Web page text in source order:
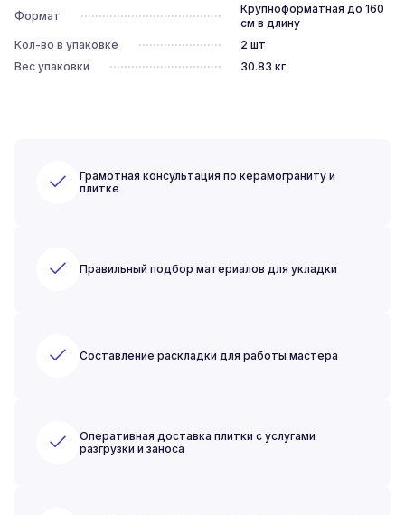
Формат
Крупноформатная до 160
см в длину
Кол-во в упаковке
2 шт
Вес упаковки
30.83 кг
Грамотная консультация по керамограниту и
плитке
Правильный подбор материалов для укладки
Составление раскладки для работы мастера
Оперативная доставка плитки с услугами
разгрузки и заноса